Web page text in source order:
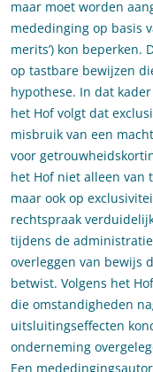
maar moet worden
mededinging op basis
merits’) kon beperken.
op tastbare bewijzen
hypothese. In dat
het Hof volgt dat
misbruik van een
voor
het Hof niet alleen van
maar ook op
rechtspraak
tijdens de
overleggen van bewijs
betwist. Volgens het
die omstandigheden
uitsluitingseffecten
onderneming
Een